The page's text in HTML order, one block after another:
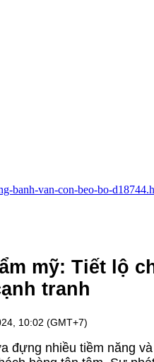
banh-van-con-beo-bo-
mỹ: Tiết lộ
tranh
10:02 (GMT+7)
đựng nhiều tiềm năng